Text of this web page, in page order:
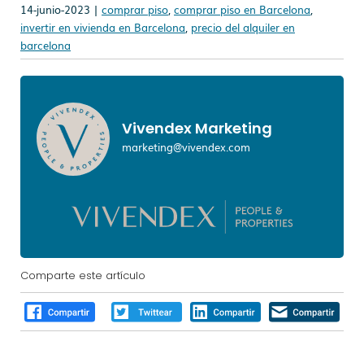
14-junio-2023 | comprar piso comprar piso en Barcelona
invertir en vivienda en Barcelona precio del alquiler en
barcelona
Vivendex Marketing
marketing@vivendex.com
Comparte este artículo